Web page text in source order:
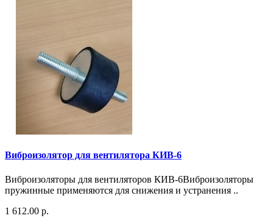
Виброизолятор для вентилятора КИВ-6
Виброизоляторы для вентиляторов КИВ-6Виброизоляторы
пружинные применяются для снижения и устранения ..
1 612.00 р.